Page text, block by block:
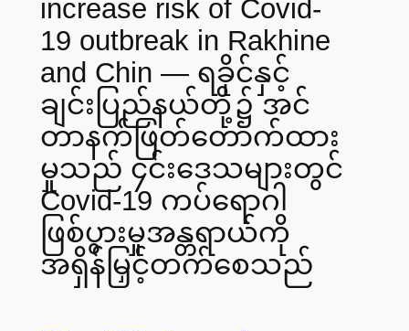
increase risk of Covid-
19 outbreak in Rakhine
and Chin — ရခိုင်နှင့်
ချင်းပြည်နယ်တို့၌ အင်
တာနက်ဖြတ်တောက်ထား
မှုသည် ၄င်းဒေသများတွင်
Covid-19 ကပ်ရောဂါ
ဖြစ်ပွားမှုအန္တရာယ်ကို
အရှိန်မြှင့်တက်စေသည်